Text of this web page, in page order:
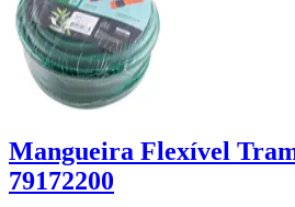
Mangueira Flexível
79172200